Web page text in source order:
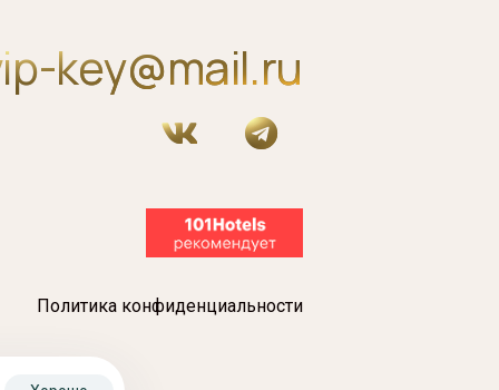
key@mail.ru
Политика конфиденциальности